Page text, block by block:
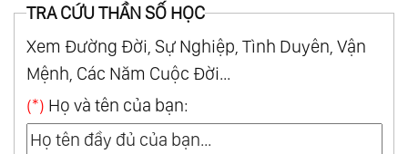
TRA CỨU THẦN SỐ HỌC
Xem Đường Đời, Sự Nghiệp, Tình Duyên, Vận
Mệnh, Các Năm Cuộc Đời...
(*) Họ và tên của bạn: